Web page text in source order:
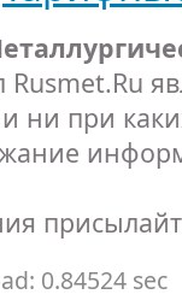
при
0.84524 sec